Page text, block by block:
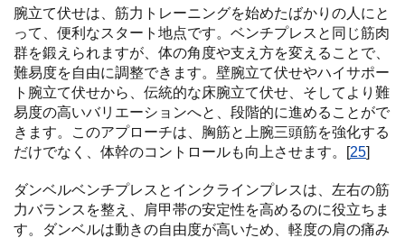
腕立て伏せは、筋力トレーニングを始めたばかりの人にと
って、便利なスタート地点です。ベンチプレスと同じ筋肉
群を鍛えられますが、体の角度や支え方を変えることで、
難易度を自由に調整できます。壁腕立て伏せやハイサポー
ト腕立て伏せから、伝統的な床腕立て伏せ、そしてより難
易度の高いバリエーションへと、段階的に進めることがで
きます。このアプローチは、胸筋と上腕三頭筋を強化する
だけでなく、体幹のコントロールも向上させます。[25]
ダンベルベンチプレスとインクラインプレスは、左右の筋
力バランスを整え、肩甲帯の安定性を高めるのに役立ちま
す。ダンベルは動きの自由度が高いため、軽度の肩の痛み